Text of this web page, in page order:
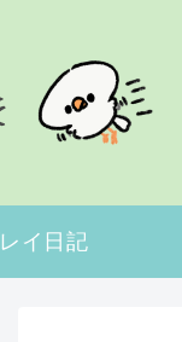
イ日記